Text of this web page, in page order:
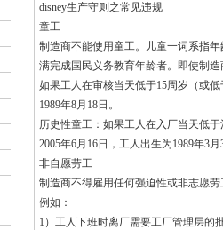
disney生产守则之常见违规
童工
制造商不能使用童工。儿童一词系指
满完成国民义务教育年龄者。即使制
如果工人在审核当天低于15周岁（或
1989年8月18日。
历史性童工：如果工人在入厂当天低
2005年6月16日，工人出生为1989年3
非自愿劳工
制造商不得雇用任何强迫性或非志愿
例如：
1）工人下班时离厂需要工厂管理层的